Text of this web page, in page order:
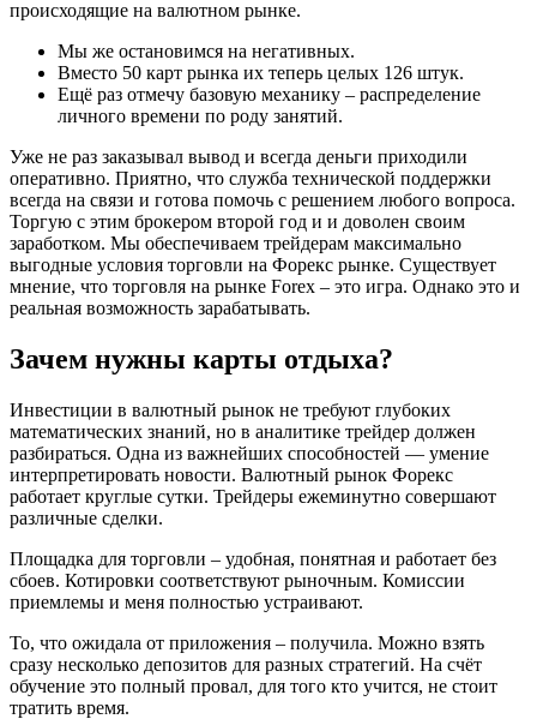
происходящие на валютном рынке.
Мы же остановимся на негативных.
Вместо 50 карт рынка их теперь целых 126 штук.
Ещё раз отмечу базовую механику – распределение
личного времени по роду занятий.
Уже не раз заказывал вывод и всегда деньги приходили
оперативно. Приятно, что служба технической поддержки
всегда на связи и готова помочь с решением любого вопроса.
Торгую с этим брокером второй год и и доволен своим
заработком. Мы обеспечиваем трейдерам максимально
выгодные условия торговли на Форекс рынке. Существует
мнение, что торговля на рынке Forex – это игра. Однако это и
реальная возможность зарабатывать.
Зачем нужны карты отдыха?
Инвестиции в валютный рынок не требуют глубоких
математических знаний, но в аналитике трейдер должен
разбираться. Одна из важнейших способностей — умение
интерпретировать новости. Валютный рынок Форекс
работает круглые сутки. Трейдеры ежеминутно совершают
различные сделки.
Площадка для торговли – удобная, понятная и работает без
сбоев. Котировки соответствуют рыночным. Комиссии
приемлемы и меня полностью устраивают.
То, что ожидала от приложения – получила. Можно взять
сразу несколько депозитов для разных стратегий. На счёт
обучение это полный провал, для того кто учится, не стоит
тратить время.